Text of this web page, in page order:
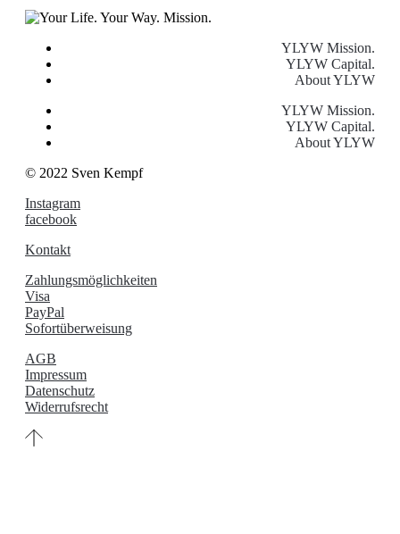
YLYW Mission.
YLYW Capital.
About YLYW
YLYW Mission.
YLYW Capital.
About YLYW
© 2022 Sven Kempf
Instagram
facebook
Kontakt
Zahlungsmöglichkeiten
Visa
PayPal
Sofortüberweisung
AGB
Impressum
Datenschutz
Widerrufsrecht